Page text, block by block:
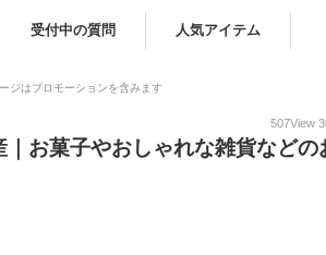
受付中の質問 人気アイテム
ジはプロモーションを含みます
507View
お菓子やおしゃれな雑貨などの